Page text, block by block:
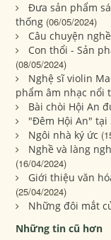
Đưa sản phẩm
thống (06/05/2024)
Câu chuyện
Con thổi - Sản
(08/05/2024)
Nghệ sĩ violin
phẩm âm nhạc nổi
Bài chòi Hội An
"Đêm Hội An" tại
Ngôi nhà ký ức
Nghề và làng
(16/04/2024)
Giới thiệu văn
(25/04/2024)
Những đôi mắt
Những tin cũ hơn